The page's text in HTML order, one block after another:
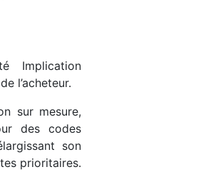
Implication
l’acheteur.
sur mesure,
des codes
son
prioritaires.